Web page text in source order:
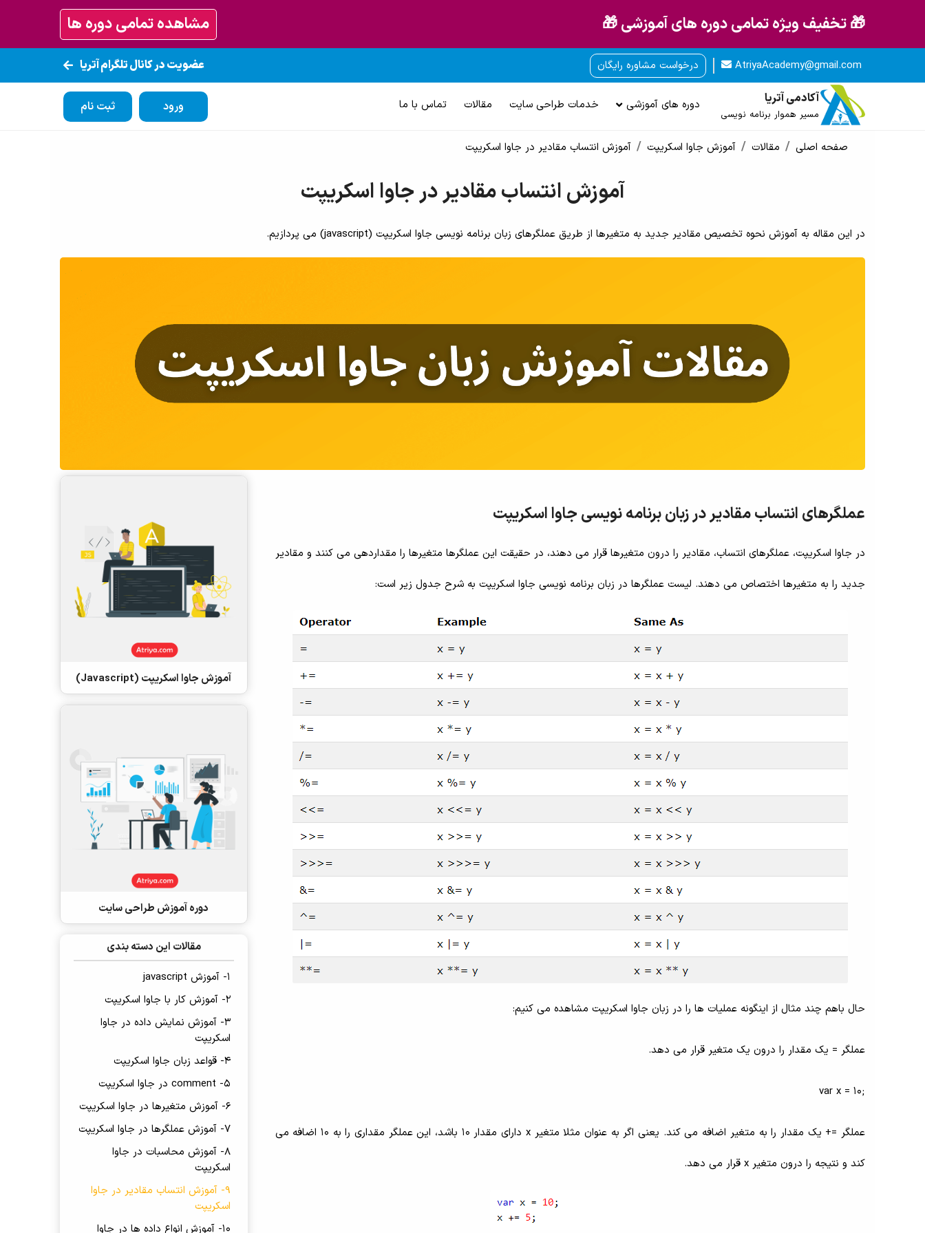
🎁 تخفیف ویژه تمامی دوره های آموزشی 🎁 مشاهده تمامی دوره ها
AtriyaAcademy@gmail.com درخواست مشاوره رایگان
عضویت در کانال تلگرام آتریا
آکادمی آتریا
مسیر هموار برنامه نویسی
دوره های آموزشی خدمات طراحی سایت مقالات تماس با ما ورود ثبت نام
صفحه اصلی مقالات آموزش جاوا اسکریپت آموزش انتساب مقادیر در جاوا اسکریپت
آموزش انتساب مقادیر در جاوا اسکریپت
در این مقاله به آموزش نحوه تخصیص مقادیر جدید به متغیرها از طریق عملگرهای زبان برنامه نویسی جاوا اسکریپت (javascript) می پردازیم.
عملگرهای انتساب مقادیر در زبان برنامه نویسی جاوا اسکریپت
در جاوا اسکریپت، عملگرهای انتساب، مقادیر را درون متغیرها قرار می دهند، در حقیقت این عملگرها متغیرها را مقداردهی می کنند و مقادیر
جدید را به متغیرها اختصاص می دهند. لیست عملگرها در زبان برنامه نویسی جاوا اسکریپت به شرح جدول زیر است:
حال باهم چند مثال از اینگونه عملیات ها را در زبان جاوا اسکریپت مشاهده می کنیم:
عملگر = یک مقدار را درون یک متغیر قرار می دهد.
;var x = 10
عملگر =+ یک مقدار را به متغیر اضافه می کند. یعنی اگر به عنوان مثلا متغیر x دارای مقدار 10 باشد، این عملگر مقداری را به 10 اضافه می
کند و نتیجه را درون متغیر x قرار می دهد.
آموزش جاوا اسکریپت (Javascript)
دوره آموزش طراحی سایت
مقالات این دسته بندی
1- آموزش javascript
2- آموزش کار با جاوا اسکریپت
3- آموزش نمایش داده در جاوا
اسکریپت
4- قواعد زبان جاوا اسکریپت
5- comment در جاوا اسکریپت
6- آموزش متغیرها در جاوا اسکریپت
7- آموزش عملگرها در جاوا اسکریپت
8- آموزش محاسبات در جاوا
اسکریپت
9- آموزش انتساب مقادیر در جاوا
اسکریپت
10- آموزش انواع داده ها در جاوا